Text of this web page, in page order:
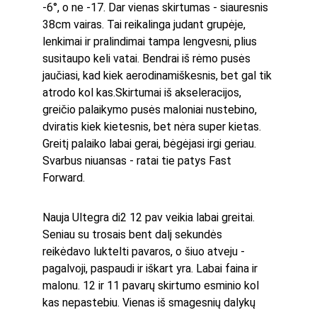
-6°, o ne -17. Dar vienas skirtumas - siauresnis
38cm vairas. Tai reikalinga judant grupėje,
lenkimai ir pralindimai tampa lengvesni, plius
susitaupo keli vatai. Bendrai iš rėmo pusės
jaučiasi, kad kiek aerodinamiškesnis, bet gal tik
atrodo kol kas.Skirtumai iš akseleracijos,
greičio palaikymo pusės maloniai nustebino,
dviratis kiek kietesnis, bet nėra super kietas.
Greitį palaiko labai gerai, bėgėjasi irgi geriau.
Svarbus niuansas - ratai tie patys Fast
Forward.
Nauja Ultegra di2 12 pav veikia labai greitai.
Seniau su trosais bent dalį sekundės
reikėdavo luktelti pavaros, o šiuo atveju -
pagalvoji, paspaudi ir iškart yra. Labai faina ir
malonu. 12 ir 11 pavarų skirtumo esminio kol
kas nepastebiu. Vienas iš smagesnių dalykų